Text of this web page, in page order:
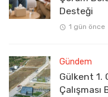
Desteği
1 gün önce
Gündem
Gülkent 1.
Çalışması